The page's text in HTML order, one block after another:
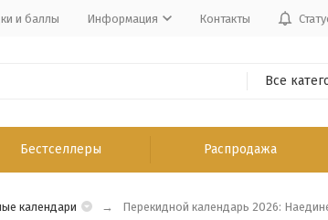
и баллы Информация Контакты
Все
Бестселлеры Распродажа
календари Перекидной календарь 2026: